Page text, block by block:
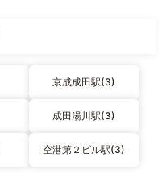
京成成田駅(3)
成田湯川駅(3)
空港第２ビル駅(3)